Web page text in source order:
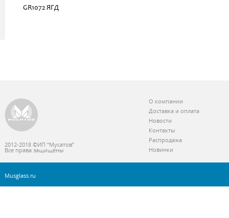
GR1072 ЯГД
2012-2018 ©ИП “Мусатов”
Все права защищены
О компании
Доставка и оплата
Новости
Контакты
Распродажа
Новинки
Musglass.ru